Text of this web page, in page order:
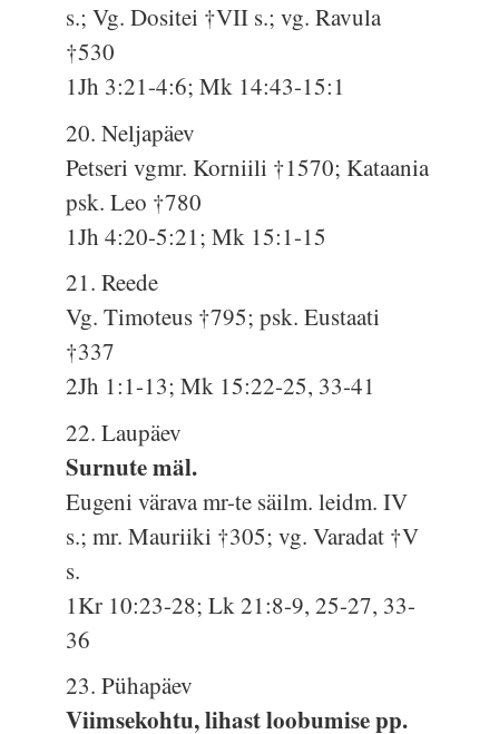
s.; Vg. Dositei †VII s.; vg. Ravula
†530
1Jh 3:21-4:6; Mk 14:43-15:1
20. Neljapäev
Petseri vgmr. Korniili †1570; Kataania
psk. Leo †780
1Jh 4:20-5:21; Mk 15:1-15
21. Reede
Vg. Timoteus †795; psk. Eustaati
†337
2Jh 1:1-13; Mk 15:22-25, 33-41
22. Laupäev
Surnute mäl.
Eugeni värava mr-te säilm. leidm. IV
s.; mr. Mauriiki †305; vg. Varadat †V
s.
1Kr 10:23-28; Lk 21:8-9, 25-27, 33-
36
23. Pühapäev
Viimsekohtu, lihast loobumise pp.